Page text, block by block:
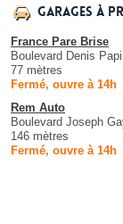
Garages à
France Pare Brise
Boulevard Denis
77 mètres
Fermé, ouvre à 14h
Rem Auto
Boulevard Joseph
146 mètres
Fermé, ouvre à 14h